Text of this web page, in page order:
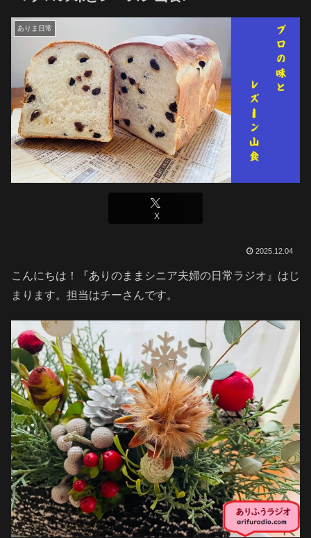
ありま日常
X
2025.12.04
こんにちは！『ありのままシニア夫婦の日常ラジオ』はじ
まります。担当はチーさんです。